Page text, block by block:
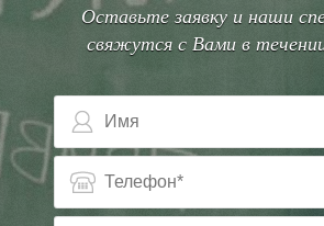
Оставьте заявку и наши
свяжутся с Вами в